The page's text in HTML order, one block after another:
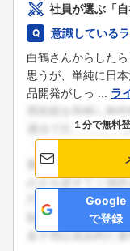
社員が選ぶ「自
意識している
白鶴さんからした
思うが、単純に日
品開発がしっ ... ラ
１分で無料
Google
で登録